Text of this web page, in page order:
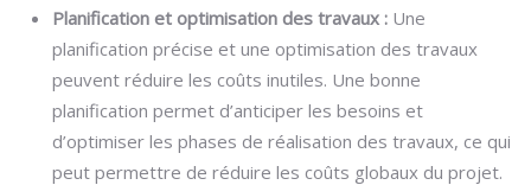
Planification et optimisation des travaux : Une
planification précise et une optimisation des travaux
peuvent réduire les coûts inutiles. Une bonne
planification permet d’anticiper les besoins et
d’optimiser les phases de réalisation des travaux, ce qui
peut permettre de réduire les coûts globaux du projet.